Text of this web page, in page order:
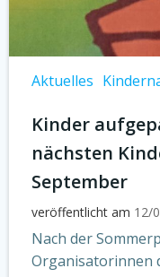
Aktuelles
Kinder
nächsten
September
veröffentlicht am 12/
Nach der
Organisatorinnen